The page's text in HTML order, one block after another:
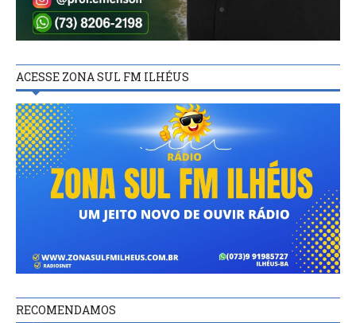
ACESSE ZONA SUL FM ILHÉUS
RECOMENDAMOS